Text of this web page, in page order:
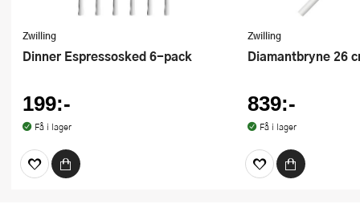
Zwilling
Dinner Espressosked 6-pack
199:-
Få i lager
Zwilling
Diamantbryne 26
839:-
Få i lager